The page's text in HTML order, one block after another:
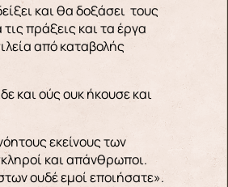
και θα δοξάσει τους
πράξεις και τα έργα
από καταβολής
και ούς ουκ ήκουσε και
εκείνους των
και απάνθρωποι.
ουδέ εμοί εποιήσατε».